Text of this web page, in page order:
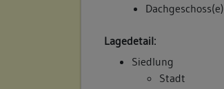
Dachgeschoss(e)
Lagedetail:
Siedlung
Stadt